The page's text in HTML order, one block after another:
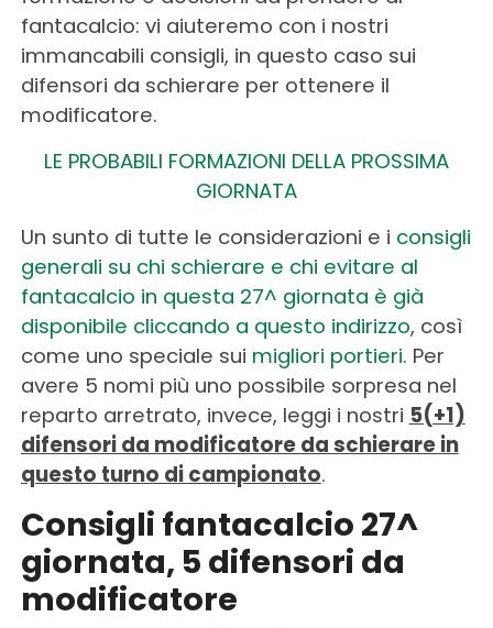
fantacalcio: vi aiuteremo con i nostri
immancabili consigli, in questo caso sui
difensori da schierare per ottenere il
modificatore.
LE PROBABILI FORMAZIONI DELLA PROSSIMA
GIORNATA
Un sunto di tutte le considerazioni e i consigli
generali su chi schierare e chi evitare al
fantacalcio in questa 27^ giornata è già
disponibile cliccando a questo indirizzo, così
come uno speciale sui migliori portieri. Per
avere 5 nomi più uno possibile sorpresa nel
reparto arretrato, invece, leggi i nostri 5(+1)
difensori da modificatore da schierare in
questo turno di campionato.
Consigli fantacalcio 27^
giornata, 5 difensori da
modificatore